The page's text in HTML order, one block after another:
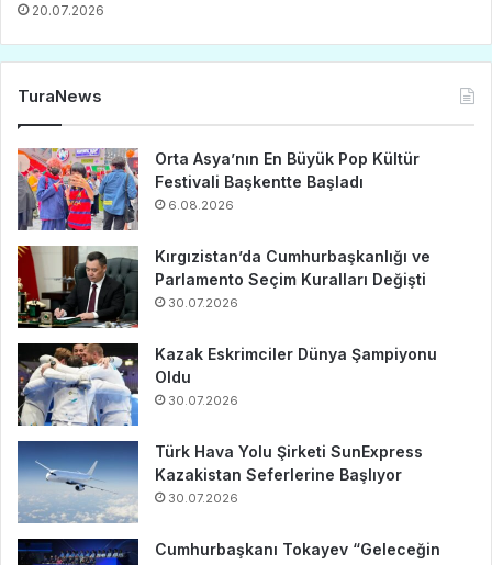
20.07.2026
TuraNews
Orta Asya’nın En Büyük Pop Kültür
Festivali Başkentte Başladı
6.08.2026
Kırgızistan’da Cumhurbaşkanlığı ve
Parlamento Seçim Kuralları Değişti
30.07.2026
Kazak Eskrimciler Dünya Şampiyonu
Oldu
30.07.2026
Türk Hava Yolu Şirketi SunExpress
Kazakistan Seferlerine Başlıyor
30.07.2026
Cumhurbaşkanı Tokayev “Geleceğin